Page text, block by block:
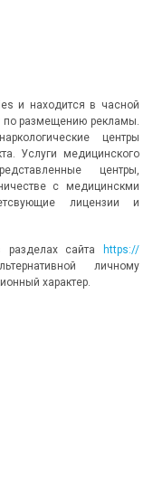
и находится в часной
по размещению рекламы.
центры
Услуги медицинского
центры,
с медицинскми
лицензии и
разделах сайта
https://
личному
характер.